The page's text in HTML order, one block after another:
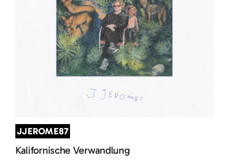
JJEROME87
Kalifornische Verwandlung